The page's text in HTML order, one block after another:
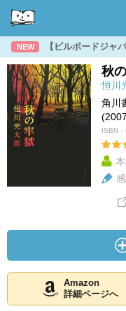
NEW 【ビルボードジャ
秋
恒川
角川
ISBN
Amazon
詳細ページへ